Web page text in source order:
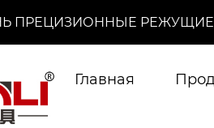
ПРЕЦИЗИОННЫЕ РЕЖУЩИЕ
Главная